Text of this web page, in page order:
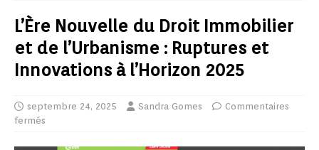
L’Ère Nouvelle du Droit Immobilier
et de l’Urbanisme : Ruptures et
Innovations à l’Horizon 2025
septembre 24, 2025 Sandra Gomes
Commentaires
fermés